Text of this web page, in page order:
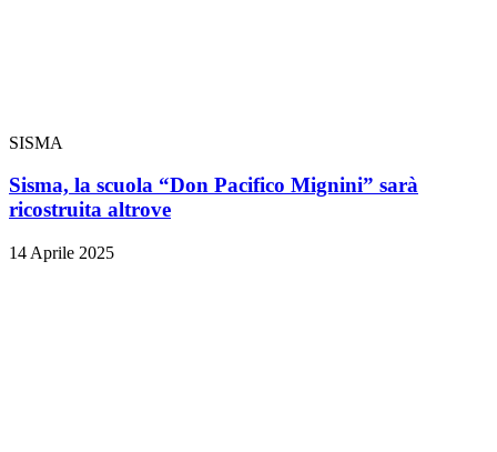
SISMA
Sisma, la scuola “Don Pacifico Mignini” sarà
ricostruita altrove
14 Aprile 2025